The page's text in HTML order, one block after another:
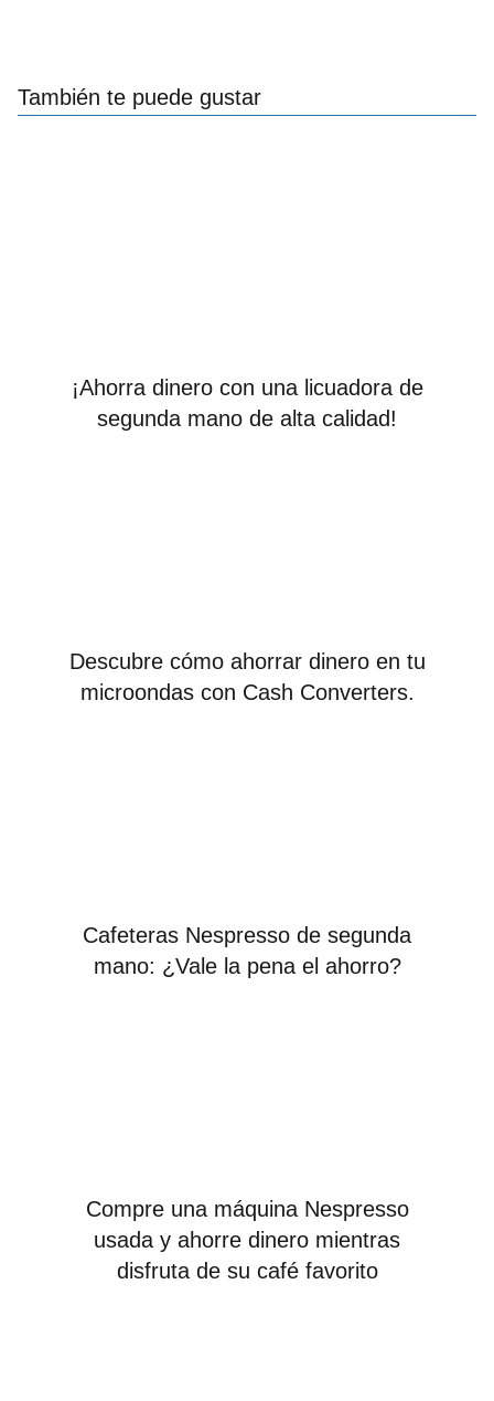
También te puede gustar
¡Ahorra dinero con una licuadora de
segunda mano de alta calidad!
Descubre cómo ahorrar dinero en tu
microondas con Cash Converters.
Cafeteras Nespresso de segunda
mano: ¿Vale la pena el ahorro?
Compre una máquina Nespresso
usada y ahorre dinero mientras
disfruta de su café favorito